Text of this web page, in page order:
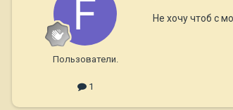
Пользователи.
1
Не хочу чтоб с